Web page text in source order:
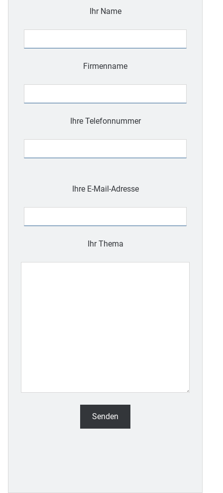
Ihr Name
Firmenname
Ihre Telefonnummer
leer.
Ihre E-Mail-Adresse
Ihr Thema